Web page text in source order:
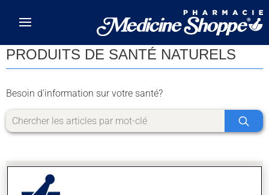
PRODUITS DE SANTÉ NATURELS
Besoin d'information sur votre santé?